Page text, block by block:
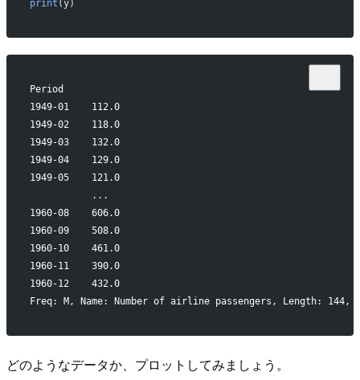
print (y)
Period
1949-01    112.0
1949-02    118.0
1949-03    132.0
1949-04    129.0
1949-05    121.0
           ...
1960-08    606.0
1960-09    508.0
1960-10    461.0
1960-11    390.0
1960-12    432.0
Freq: M, Name: Number of airline passengers, Length:
どのようなデータか、プロットしてみましょう。